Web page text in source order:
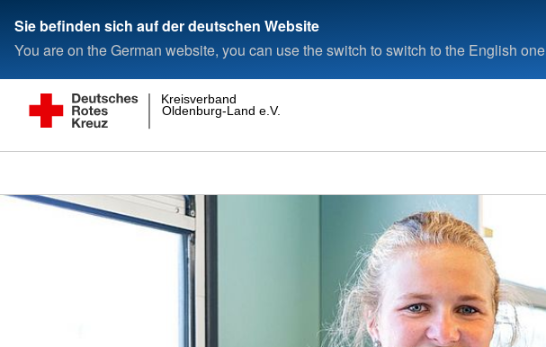
Sie befinden sich auf der deutschen Website
You are on the German website, you can use the switch to switch to the English one
Oldenburg-Land e.V.
Kreisverband